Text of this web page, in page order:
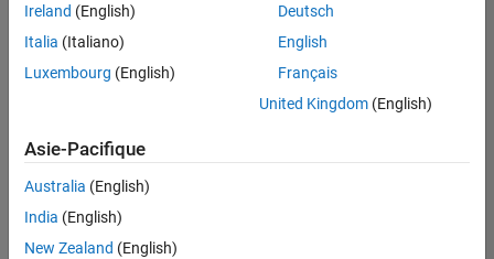
recherche
ou
afficher
l’ensemble
d'emploi.
malgré
tout
vous
Ireland (English)
Italia (Italiano)
Luxembourg (English)
Deutsch
English
Français
United Kingdom(English)
Asie-Pacifique
Australia (English)
India (English)
New Zealand (English)